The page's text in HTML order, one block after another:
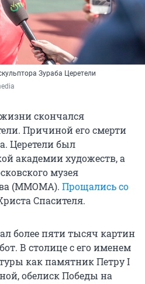
Зураба Церетели
скончался
Причиной его смерти
Церетели был
академии художеств, а
музея
(MMOMA). Прощались со
Спасителя.
более пяти тысяч картин
В столице с его именем
как памятник Петру I
обелиск Победы на